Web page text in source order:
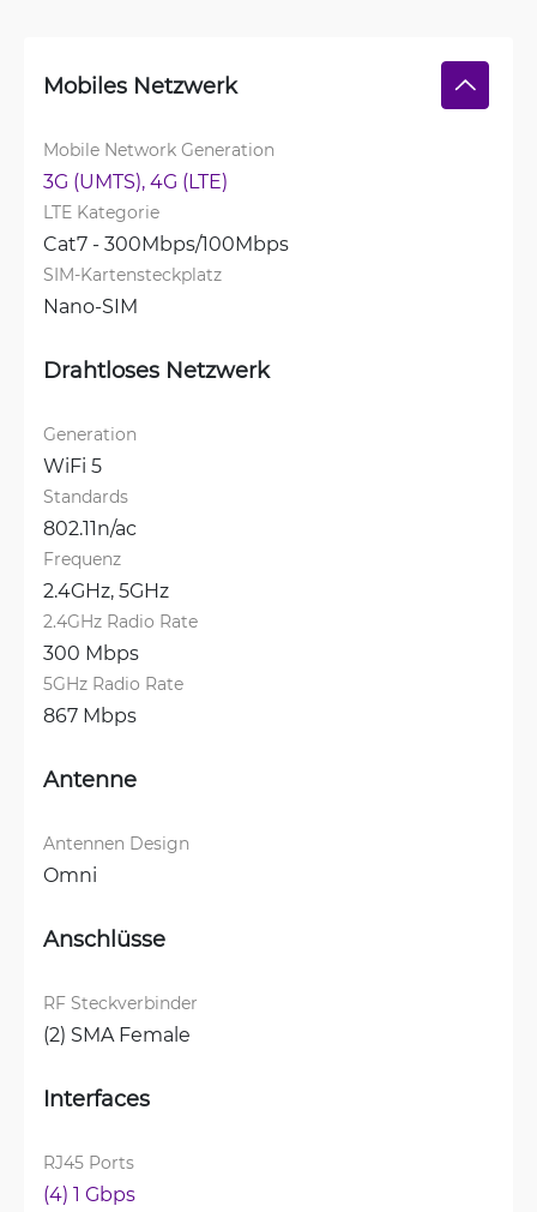
Mobiles Netzwerk
Mobile Network Generation
3G (UMTS), 4G (LTE)
LTE Kategorie
Cat7 - 300Mbps/100Mbps
SIM-Kartensteckplatz
Nano-SIM
Drahtloses Netzwerk
Generation
WiFi 5
Standards
802.11n/ac
Frequenz
2.4GHz, 5GHz
2.4GHz Radio Rate
300 Mbps
5GHz Radio Rate
867 Mbps
Antenne
Antennen Design
Omni
Anschlüsse
RF Steckverbinder
(2) SMA Female
Interfaces
RJ45 Ports
(4) 1 Gbps